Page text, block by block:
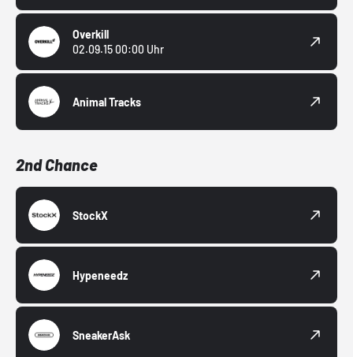
Overkill
02.09.15 00:00 Uhr
Animal Tracks
2nd Chance
StockX
Hypeneedz
SneakerAsk